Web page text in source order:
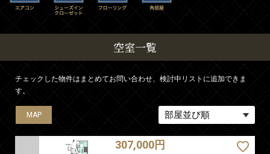
空室一覧
チェックした物件はまとめてお問い合わせ、検討中リストに追加できま
す。
MAP
307,000円
MAP
MAP
MAP
MAP